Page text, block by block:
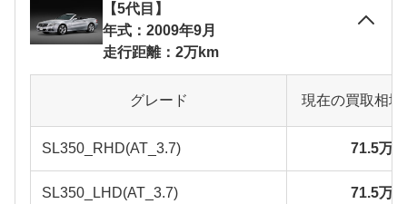
【5代目】
年式：2009年9月
走行距離：2万km
グレード 現在の買取相
SL350_RHD(AT_3.7) 71.5万
SL350_LHD(AT_3.7) 71.5万